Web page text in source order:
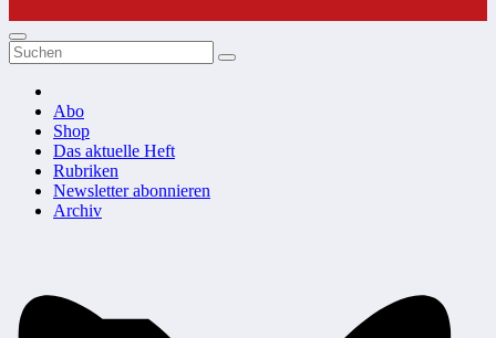
Abo
Shop
Das aktuelle Heft
Rubriken
Newsletter abonnieren
Archiv